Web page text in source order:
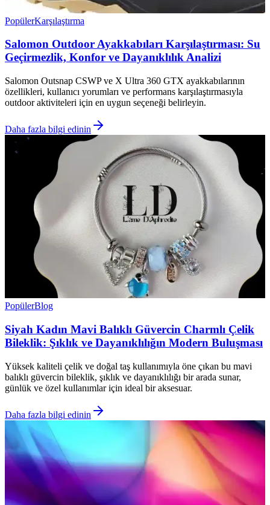
PopülerKarşılaştırma
Salomon Outdoor Ayakkabıları Karşılaştırması: Su
Geçirmezlik, Konfor ve Dayanıklılık Analizi
Salomon Outsnap CSWP ve X Ultra 360 GTX ayakkabılarının
özellikleri, kullanıcı yorumları ve performans karşılaştırmasıyla
outdoor aktiviteleri için en uygun seçeneği belirleyin.
Daha fazla bilgi edinin
PopülerBlog
Siyah Kadın Mavi Balıklı Güvercin Charmlı Çelik
Bileklik: Şıklık ve Dayanıklılığın Modern Buluşması
Yüksek kaliteli çelik ve doğal taş kullanımıyla öne çıkan bu mavi
balıklı güvercin bileklik, şıklık ve dayanıklılığı bir arada sunar,
günlük ve özel kullanımlar için ideal bir aksesuar.
Daha fazla bilgi edinin